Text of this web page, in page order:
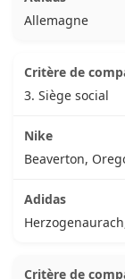
Allemagne
3. Siège social
Beaverton,